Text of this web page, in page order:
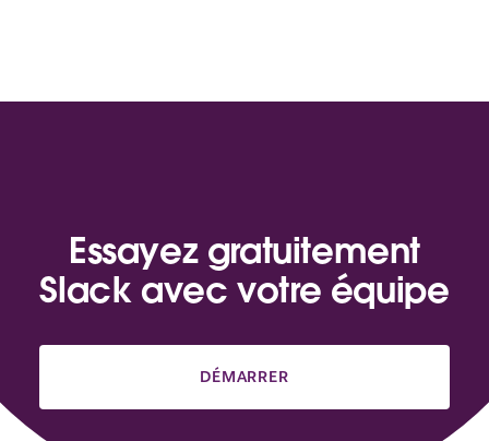
Essayez gratuitement
Slack avec votre équipe
DÉMARRER